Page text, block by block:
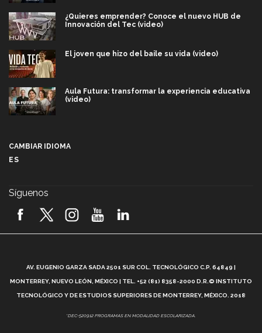
¿Quieres emprender? Conoce el nuevo HUB de
Innovación del Tec (video)
El joven que hizo del baile su vida (video)
Aula Futura: transformar la experiencia educativa
(video)
2026! (video)
¿Cómo es el Modelo Educativo Tec? (video)
Vida Tec: Feminismo e Inteligencia Artificial, Paola
CAMBIAR IDIOMA
ES
Síguenos
AV. EUGENIO GARZA SADA 2501 SUR COL. TECNOLÓGICO C.P. 64849 |
MONTERREY, NUEVO LEÓN, MÉXICO | TEL. +52 (81) 8358-2000 D.R.© INSTITUTO
TECNOLÓGICO Y DE ESTUDIOS SUPERIORES DE MONTERREY, MÉXICO. 2018
*DEC-520912 PROGRAMAS EN MODALIDAD ESCOLARIZADA.